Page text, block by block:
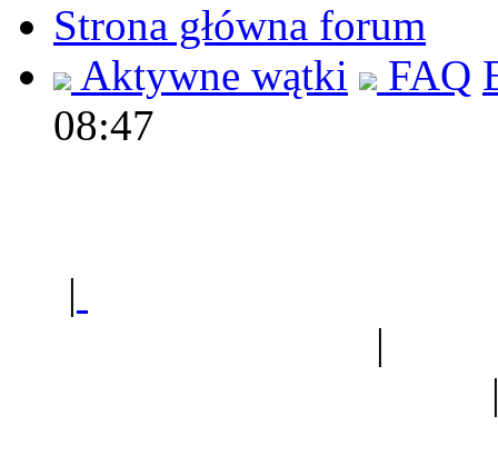
Strona główna forum
Aktywne wątki
FAQ
08:47
|
|